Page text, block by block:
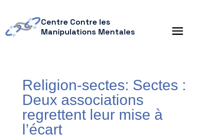
Centre Contre les
Manipulations Mentales
Religion-sectes: Sectes :
Deux associations
regrettent leur mise à
l’écart